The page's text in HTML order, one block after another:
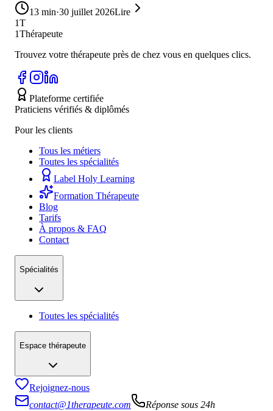
13 min·30 juillet 2026Lire
1T
1Thérapeute
Trouvez votre thérapeute près de chez vous en quelques clics.
Plateforme certifiée
Praticiens vérifiés & diplômés
Pour les clients
Tous les métiers
Toutes les spécialités
Label Holy Learning
Formation Thérapeute
Blog
Tarifs
À propos & FAQ
Contact
Spécialités
Toutes les spécialités
Espace thérapeute
Rejoignez-nous
contact@1therapeute.com
Réponse sous 24h